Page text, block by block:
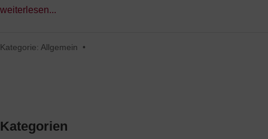
weiterlesen...
Kategorie: Allgemein •
Kategorien